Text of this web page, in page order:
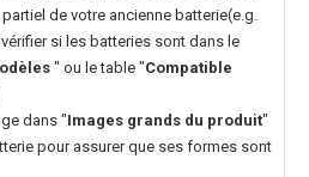
de votre ancienne batterie(e.g.
si les batteries sont dans le
" ou le table "Compatible
dans "Images grands du produit"
pour assurer que ses formes sont